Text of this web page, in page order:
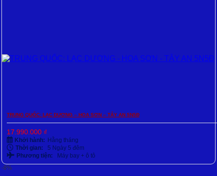
TRUNG QUỐC: LẠC DƯƠNG – HOA SƠN – TÂY AN 5N5Đ
17.990.000 ₫
Khởi hành: Hằng tháng
Thời gian:
5 Ngày 5 đêm
Phương tiện:
Máy bay + ô tô
-8%